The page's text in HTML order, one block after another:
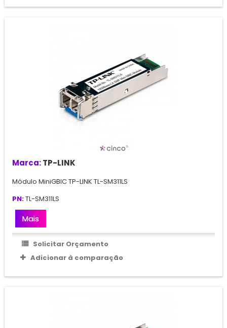
Marca:TP-LINK
Módulo MiniGBIC TP-LINK TL-SM311LS
PN:TL-SM311LS
Mais
Solicitar Orçamento
Adicionar à comparação